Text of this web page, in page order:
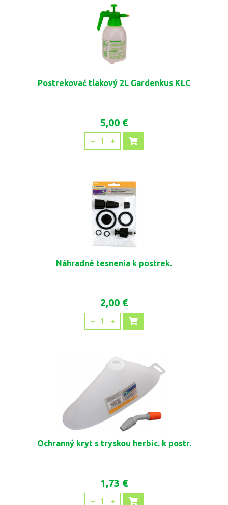
Postrekovač tlakový 2L Gardenkus KLC
5,00 €
1
Náhradné tesnenia k postrek.
2,00 €
1
Ochranný kryt s tryskou herbic. k postr.
1,73 €
1